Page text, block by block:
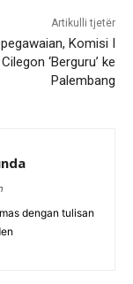
Artikulli tjetër
Komisi I
Cilegon ‘Berguru’ ke
Palembang
dengan tulisan